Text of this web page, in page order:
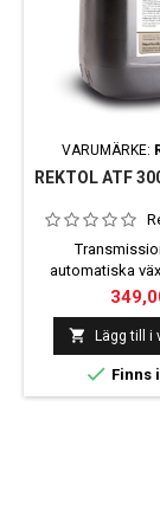
VARUMÄRKE:
REKTOL ATF
automatiska
specifikationerna
III G/H GM Dexron
Ford Mercon,
Volvo
Pris
 Lägg till i
 Finns